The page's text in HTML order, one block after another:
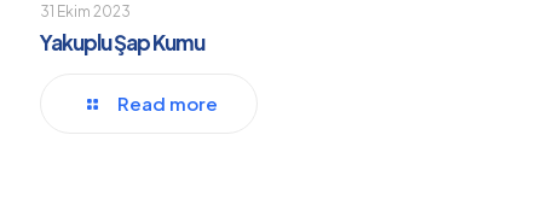
31 Ekim 2023
Yakuplu Şap Kumu
Read more